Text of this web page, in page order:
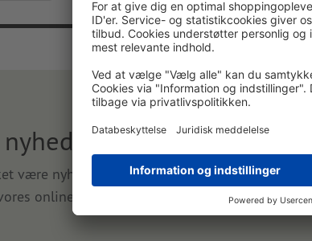
og spar 15 %
være nyhedsbrevet. Vi holder dig opdateret om
online-trykkeri. Tilmeld dig nu, og scor